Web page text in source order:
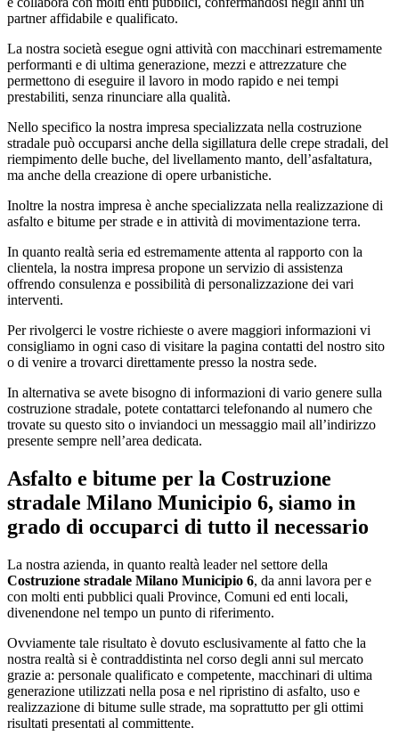
partner affidabile e qualificato.
La nostra società esegue ogni attività con macchinari estremamente
performanti e di ultima generazione, mezzi e attrezzature che
permettono di eseguire il lavoro in modo rapido e nei tempi
prestabiliti, senza rinunciare alla qualità.
Nello specifico la nostra impresa specializzata nella costruzione
stradale può occuparsi anche della sigillatura delle crepe stradali, del
riempimento delle buche, del livellamento manto, dell’asfaltatura,
ma anche della creazione di opere urbanistiche.
Inoltre la nostra impresa è anche specializzata nella realizzazione di
asfalto e bitume per strade e in attività di movimentazione terra.
In quanto realtà seria ed estremamente attenta al rapporto con la
clientela, la nostra impresa propone un servizio di assistenza
offrendo consulenza e possibilità di personalizzazione dei vari
interventi.
Per rivolgerci le vostre richieste o avere maggiori informazioni vi
consigliamo in ogni caso di visitare la pagina contatti del nostro sito
o di venire a trovarci direttamente presso la nostra sede.
In alternativa se avete bisogno di informazioni di vario genere sulla
costruzione stradale, potete contattarci telefonando al numero che
trovate su questo sito o inviandoci un messaggio mail all’indirizzo
presente sempre nell’area dedicata.
Asfalto e bitume per la Costruzione
stradale Milano Municipio 6, siamo in
grado di occuparci di tutto il necessario
La nostra azienda, in quanto realtà leader nel settore della
Costruzione stradale Milano Municipio 6, da anni lavora per e
con molti enti pubblici quali Province, Comuni ed enti locali,
divenendone nel tempo un punto di riferimento.
Ovviamente tale risultato è dovuto esclusivamente al fatto che la
nostra realtà si è contraddistinta nel corso degli anni sul mercato
grazie a: personale qualificato e competente, macchinari di ultima
generazione utilizzati nella posa e nel ripristino di asfalto, uso e
realizzazione di bitume sulle strade, ma soprattutto per gli ottimi
risultati presentati al committente.